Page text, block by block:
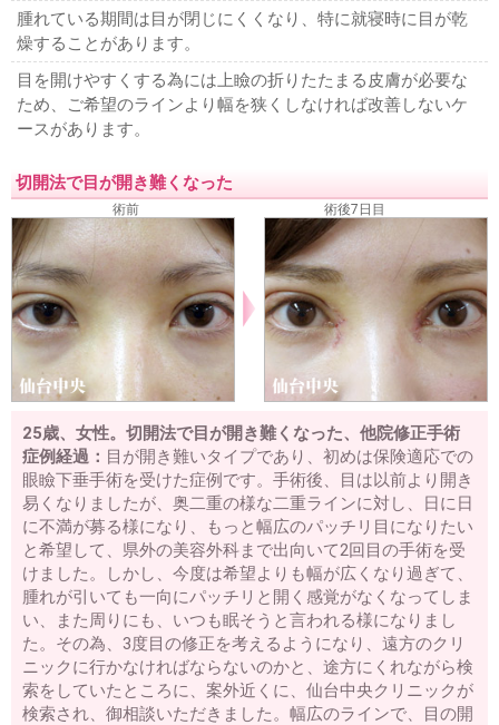
腫れている期間は目が閉じにくくなり、特に就寝時に目が乾
燥することがあります。
目を開けやすくする為には上瞼の折りたたまる皮膚が必要な
ため、ご希望のラインより幅を狭くしなければ改善しないケ
ースがあります。
切開法で目が開き難くなった
術前 術後7日目
25歳、女性。切開法で目が開き難くなった、他院修正手術
症例経過： 目が開き難いタイプであり、初めは保険適応での
眼瞼下垂手術を受けた症例です。手術後、目は以前より開き
易くなりましたが、奥二重の様な二重ラインに対し、日に日
に不満が募る様になり、もっと幅広のパッチリ目になりたい
と希望して、県外の美容外科まで出向いて2回目の手術を受
けました。しかし、今度は希望よりも幅が広くなり過ぎて、
腫れが引いても一向にパッチリと開く感覚がなくなってしま
い、また周りにも、いつも眠そうと言われる様になりまし
た。その為、3度目の修正を考えるようになり、遠方のクリ
ニックに行かなければならないのかと、途方にくれながら検
索をしていたところに、案外近くに、仙台中央クリニックが
検索され、御相談いただきました。幅広のラインで、目の開